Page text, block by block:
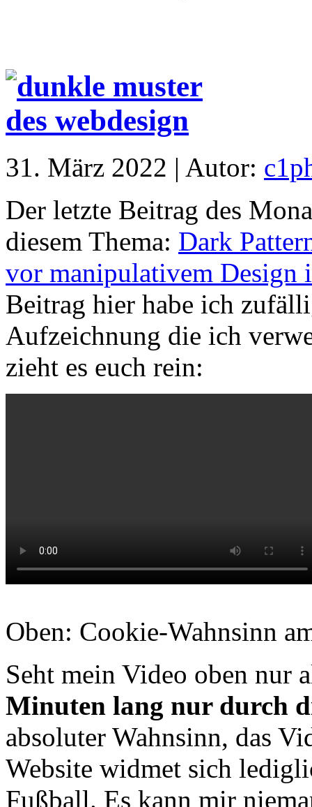
31. März 2022 | Autor:
Der letzte Beitrag des
diesem Thema: Dark
vor manipulativem
Beitrag hier habe ich
Aufzeichnung die ich
zieht es euch rein:
Oben: Cookie-Wahnsinn
Seht mein Video oben nur
Minuten lang nur durch
absoluter Wahnsinn, das
Website widmet sich
Fußball. Es kann mir